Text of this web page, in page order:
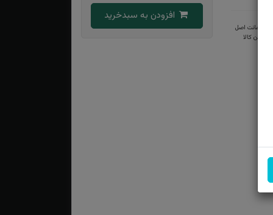
ضمانت اصل
بودن کالا